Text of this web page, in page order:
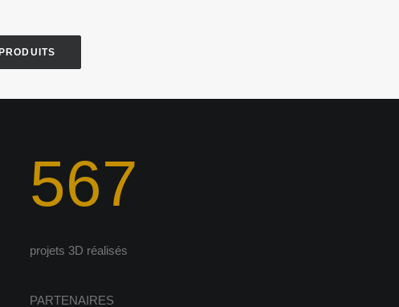
567
projets 3D réalisés
PARTENAIRES